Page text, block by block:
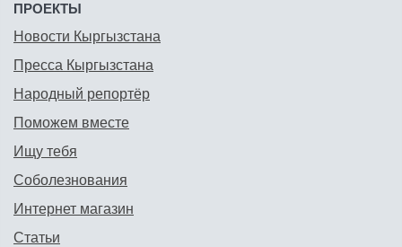
ПРОЕКТЫ
Новости Кыргызстана
Пресса Кыргызстана
Народный репортёр
Поможем вместе
Ищу тебя
Соболезнования
Интернет магазин
Статьи